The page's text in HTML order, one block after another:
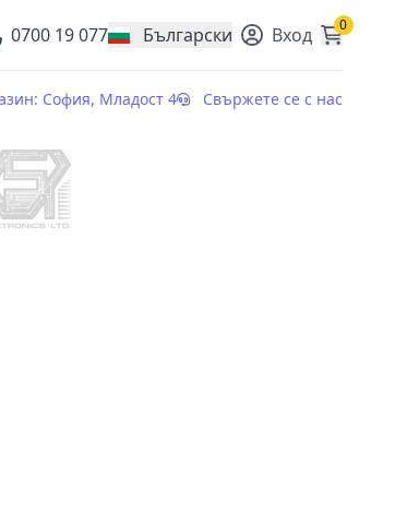
0700 19 077 Български
, change currency Вход 0
София, Младост 4 Свържете се с нас